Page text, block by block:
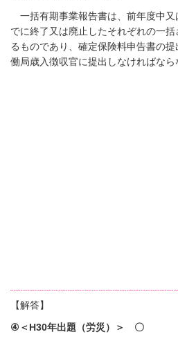
一括有期事業報告書は、前年度中又
でに終了又は廃止したそれぞれの一
るものであり、確定保険料申告書の
働局歳入徴収官に提出しなければなら
【解答】
④＜H30年出題（労災）＞ 〇